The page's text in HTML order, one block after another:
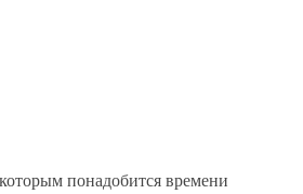
понадобится времени